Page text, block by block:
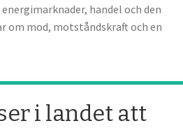
handel och den
om mod, motståndskraft och en
i landet att